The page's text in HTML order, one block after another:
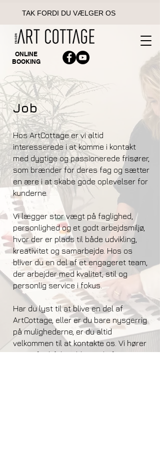
ONLINE
BOOKING
TAK FORDI DU VÆLGER OS
Job
Hos ArtCottage er vi altid
interesserede i at komme i kontakt
med dygtige og passionerede frisører,
som brænder for deres fag og sætter
en ære i at skabe gode oplevelser for
kunderne.
Vi lægger stor vægt på faglighed,
personlighed og et godt arbejdsmiljø,
hvor der er plads til både udvikling,
kreativitet og samarbejde. Hos os
bliver du en del af et engageret team,
der arbejder med kvalitet, stil og
personlig service i fokus.
Har du lyst til at blive en del af
ArtCottage, eller er du bare nysgerrig
på mulighederne, er du altid
velkommen til at kontakte os. Vi hører
gerne fra både uddannede frisører,